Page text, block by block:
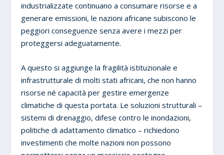
industrializzate continuano a consumare risorse e a
generare emissioni, le nazioni africane subiscono le
peggiori conseguenze senza avere i mezzi per
proteggersi adeguatamente.
A questo si aggiunge la fragilità istituzionale e
infrastrutturale di molti stati africani, che non hanno
risorse né capacità per gestire emergenze
climatiche di questa portata. Le soluzioni strutturali –
sistemi di drenaggio, difese contro le inondazioni,
politiche di adattamento climatico – richiedono
investimenti che molte nazioni non possono